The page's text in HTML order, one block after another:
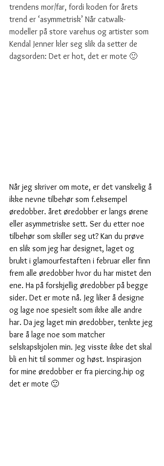
trendens mor/far, fordi koden for årets
trend er ‘asymmetrisk’ Når catwalk-
modeller på store varehus og artister som
Kendal Jenner kler seg slik da setter de
dagsorden: Det er hot, det er mote 🙂
Når jeg skriver om mote, er det vanskelig å
ikke nevne tilbehør som f.eksempel
øredobber. året øredobber er langs ørene
eller asymmetriske sett. Ser du etter noe
tilbehør som skiller seg ut? Kan du prøve
en slik som jeg har designet, laget og
brukt i glamourfestaften i februar eller finn
frem alle øredobber hvor du har mistet den
ene. Ha på forskjellig øredobber på begge
sider. Det er mote nå. Jeg liker å designe
og lage noe spesielt som ikke alle andre
har. Da jeg laget min øredobber, tenkte jeg
bare å lage noe som matcher
selskapskjolen min. Jeg visste ikke det skal
bli en hit til sommer og høst. Inspirasjon
for mine øredobber er fra piercing.hip og
det er mote 🙂